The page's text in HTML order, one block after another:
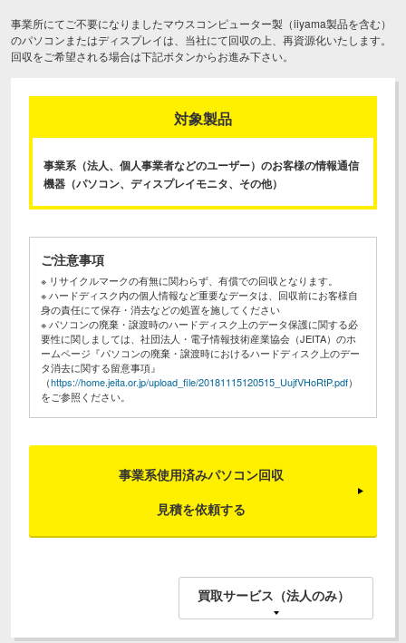
事業所にてご不要になりましたマウスコンピューター製（iiyama製品を含む）
のパソコンまたはディスプレイは、 当社にて回収の上、再資源化いたします。
回収をご希望される場合は下記ボタンからお進み下さい。
対象製品
事業系（法人、個人事業者などのユーザー）のお客様の情報通信
機器（パソコン、ディスプレイモニタ、その他）
ご注意事項
※ リサイクルマークの有無に関わらず、有償での回収となります。
※ ハードディスク内の個人情報など重要なデータは、回収前にお客様自
身の責任にて保存・消去などの処置を施してください
※ パソコンの廃棄・譲渡時のハードディスク上のデータ保護に関する必
要性に関しましては、社団法人・電子情報技術産業協会（JEITA）のホ
ームページ『パソコンの廃棄・譲渡時におけるハードディスク上のデー
タ消去に関する留意事項』
（https://home.jeita.or.jp/upload_file/20181115120515_UujfVHoRtP.pdf）
をご参照ください。
事業系使用済みパソコン回収
見積を依頼する
買取サービス（法人のみ）